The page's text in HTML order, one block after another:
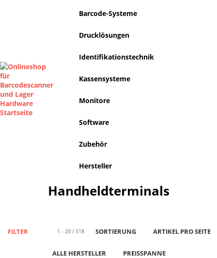
Barcode-Systeme
Drucklösungen
Identifikationstechnik
Kassensysteme
Monitore
Software
Zubehör
Hersteller
Handheldterminals
FILTER 1 - 20 / 518 SORTIERUNG ARTIKEL PRO SEITE
ALLE HERSTELLER PREISSPANNE